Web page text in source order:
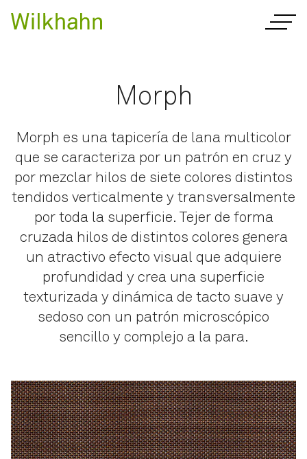
Morph
Morph es una tapicería de lana multicolor
que se caracteriza por un patrón en cruz y
por mezclar hilos de siete colores distintos
tendidos verticalmente y transversalmente
por toda la superficie. Tejer de forma
cruzada hilos de distintos colores genera
un atractivo efecto visual que adquiere
profundidad y crea una superficie
texturizada y dinámica de tacto suave y
sedoso con un patrón microscópico
sencillo y complejo a la para.